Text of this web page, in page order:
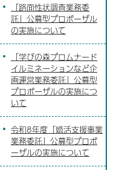
「路面性状調査業務委
託」公募型プロポーザル
の実施について
「学びの森プロムナード
イルミネーションなど企
画運営業務委託」公募型
プロポーザルの実施につ
いて
令和8年度「婚活支援事業
業務委託」公募型プロポ
ーザルの実施について